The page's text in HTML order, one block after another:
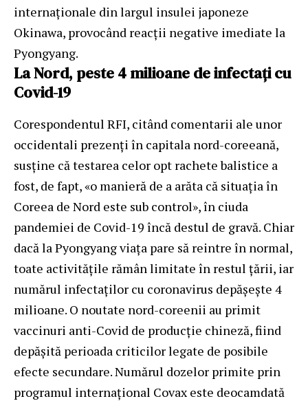
internaționale din largul insulei japoneze
Okinawa, provocând reacții negative imediate la
Pyongyang.
La Nord, peste 4 milioane de infectați cu
Covid-19
Corespondentul RFI, citând comentarii ale unor
occidentali prezenți în capitala nord-coreeană,
susține că testarea celor opt rachete balistice a
fost, de fapt, «o manieră de a arăta că situația în
Coreea de Nord este sub control», în ciuda
pandemiei de Covid-19 încă destul de gravă. Chiar
dacă la Pyongyang viața pare să reintre în normal,
toate activitățile rămân limitate în restul țării, iar
numărul infectaţilor cu coronavirus depășește 4
milioane. O noutate nord-coreenii au primit
vaccinuri anti-Covid de producție chineză, fiind
depășită perioada criticilor legate de posibile
efecte secundare. Numărul dozelor primite prin
programul internațional Covax este deocamdată